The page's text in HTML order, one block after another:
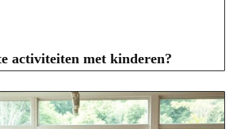
activiteiten met kinderen?